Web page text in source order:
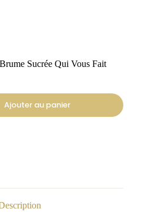
Sucrée Qui Vous Fait
Ajouter au panier